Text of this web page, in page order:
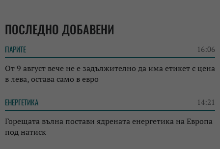
ПОСЛЕДНО ДОБАВЕНИ
ПАРИТЕ 16:06
От 9 август вече не е задължително да има етикет с цена
в лева, остава само в евро
ЕНЕРГЕТИКА 14:21
Горещата вълна постави ядрената енергетика на Европа
под натиск